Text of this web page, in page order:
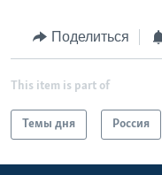
Поделиться
This item is part of
Темы дня Россия